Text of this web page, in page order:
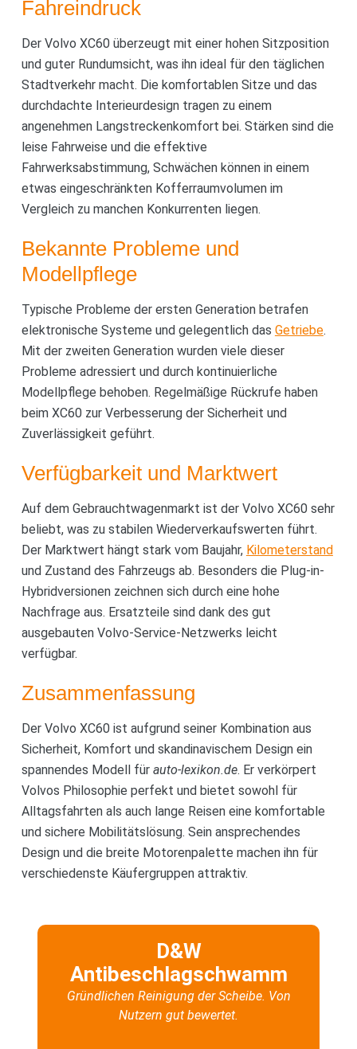
Fahreindruck
Der Volvo XC60 überzeugt mit einer hohen Sitzposition
und guter Rundumsicht, was ihn ideal für den täglichen
Stadtverkehr macht. Die komfortablen Sitze und das
durchdachte Interieurdesign tragen zu einem
angenehmen Langstreckenkomfort bei. Stärken sind die
leise Fahrweise und die effektive
Fahrwerksabstimmung, Schwächen können in einem
etwas eingeschränkten Kofferraumvolumen im
Vergleich zu manchen Konkurrenten liegen.
Bekannte Probleme und
Modellpflege
Typische Probleme der ersten Generation betrafen
elektronische Systeme und gelegentlich das Getriebe.
Mit der zweiten Generation wurden viele dieser
Probleme adressiert und durch kontinuierliche
Modellpflege behoben. Regelmäßige Rückrufe haben
beim XC60 zur Verbesserung der Sicherheit und
Zuverlässigkeit geführt.
Verfügbarkeit und Marktwert
Auf dem Gebrauchtwagenmarkt ist der Volvo XC60 sehr
beliebt, was zu stabilen Wiederverkaufswerten führt.
Der Marktwert hängt stark vom Baujahr, Kilometerstand
und Zustand des Fahrzeugs ab. Besonders die Plug-in-
Hybridversionen zeichnen sich durch eine hohe
Nachfrage aus. Ersatzteile sind dank des gut
ausgebauten Volvo-Service-Netzwerks leicht
verfügbar.
Zusammenfassung
Der Volvo XC60 ist aufgrund seiner Kombination aus
Sicherheit, Komfort und skandinavischem Design ein
spannendes Modell für auto-lexikon.de. Er verkörpert
Volvos Philosophie perfekt und bietet sowohl für
Alltagsfahrten als auch lange Reisen eine komfortable
und sichere Mobilitätslösung. Sein ansprechendes
Design und die breite Motorenpalette machen ihn für
verschiedenste Käufergruppen attraktiv.
D&W
Antibeschlagschwamm
Gründlichen Reinigung der Scheibe. Von
Nutzern gut bewertet.